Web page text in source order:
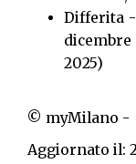
Differita -
2025)
© myMilano -
Aggiornato il: